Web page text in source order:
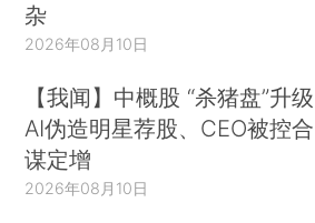
杂
2026年08月10日
【我闻】中概股 “杀猪盘”升级
AI伪造明星荐股、CEO被控合
谋定增
2026年08月10日